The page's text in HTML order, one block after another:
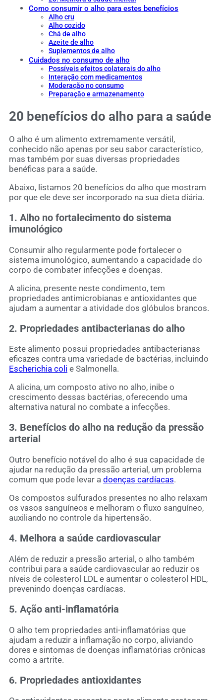
Como consumir o alho para estes benefícios
Alho cru
Alho cozido
Chá de alho
Azeite de alho
Suplementos de alho
Cuidados no consumo de alho
Possíveis efeitos colaterais do alho
Interação com medicamentos
Moderação no consumo
Preparação e armazenamento
20 benefícios do alho para a saúde
O alho é um alimento extremamente versátil,
conhecido não apenas por seu sabor característico,
mas também por suas diversas propriedades
benéficas para a saúde.
Abaixo, listamos 20 benefícios do alho que mostram
por que ele deve ser incorporado na sua dieta diária.
1. Alho no fortalecimento do sistema
imunológico
Consumir alho regularmente pode fortalecer o
sistema imunológico, aumentando a capacidade do
corpo de combater infecções e doenças.
A alicina, presente neste condimento, tem
propriedades antimicrobianas e antioxidantes que
ajudam a aumentar a atividade dos glóbulos brancos.
2. Propriedades antibacterianas do alho
Este alimento possui propriedades antibacterianas
eficazes contra uma variedade de bactérias, incluindo
Escherichia coli e Salmonella.
A alicina, um composto ativo no alho, inibe o
crescimento dessas bactérias, oferecendo uma
alternativa natural no combate a infecções.
3. Benefícios do alho na redução da pressão
arterial
Outro benefício notável do alho é sua capacidade de
ajudar na redução da pressão arterial, um problema
comum que pode levar a doenças cardíacas.
Os compostos sulfurados presentes no alho relaxam
os vasos sanguíneos e melhoram o fluxo sanguíneo,
auxiliando no controle da hipertensão.
4. Melhora a saúde cardiovascular
Além de reduzir a pressão arterial, o alho também
contribui para a saúde cardiovascular ao reduzir os
níveis de colesterol LDL e aumentar o colesterol HDL,
prevenindo doenças cardíacas.
5. Ação anti-inflamatória
O alho tem propriedades anti-inflamatórias que
ajudam a reduzir a inflamação no corpo, aliviando
dores e sintomas de doenças inflamatórias crônicas
como a artrite.
6. Propriedades antioxidantes